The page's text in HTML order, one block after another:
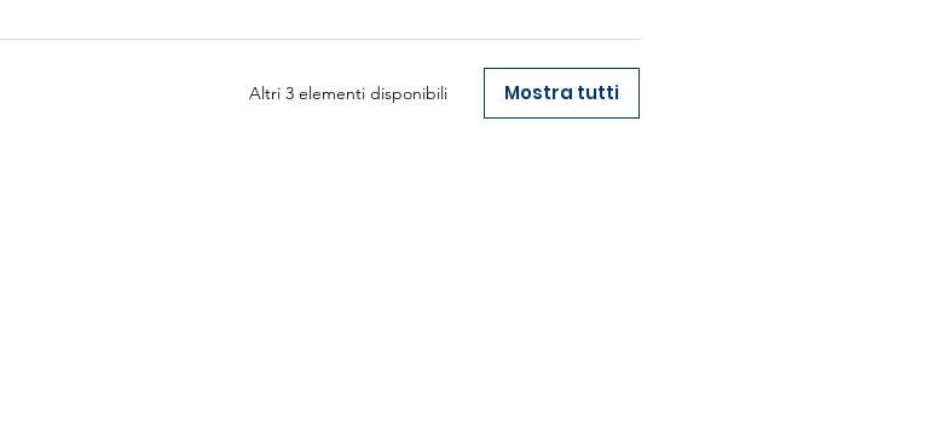
Altri 3 elementi disponibili Mostra tutti